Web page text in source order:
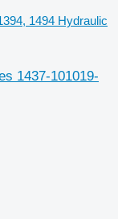
1494 Hydraulic
1437-101019-